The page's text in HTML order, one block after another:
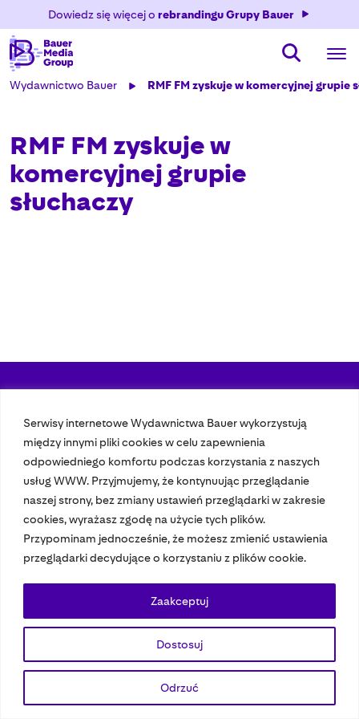
Serwisy internetowe Wydawnictwa Bauer wykorzystują
między innymi pliki cookies w celu zapewnienia
odpowiedniego komfortu podczas korzystania z naszych
usług WWW. Przyjmujemy, że kontynuując przeglądanie
naszej strony, bez zmiany ustawień przeglądarki w zakresie
cookies, wyrażasz zgodę na użycie tych plików.
Przypominam jednocześnie, że możesz zmienić ustawienia
przeglądarki decydujące o korzystaniu z plików cookie.
Dostosuj
Odrzuć
Zaakceptuj
Dowiedz się więcej o rebrandingu Grupy Bauer
Wydawnictwo Bauer RMF FM zyskuje w komercyjnej grupie
RMF FM zyskuje w
komercyjnej grupie
słuchaczy
Nasze czasopisma
Nasze strony
© 2023 Bauer Media Group, All Rights Reserved.
Polityka prywatnościDane osoboweWydawca EMFASpeak Up